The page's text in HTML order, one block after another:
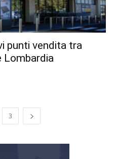
punti vendita tra
Lombardia
3